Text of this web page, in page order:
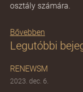
Legutóbbi
RENEWSM
2023. dec. 6.
osztály számára.
Bővebben